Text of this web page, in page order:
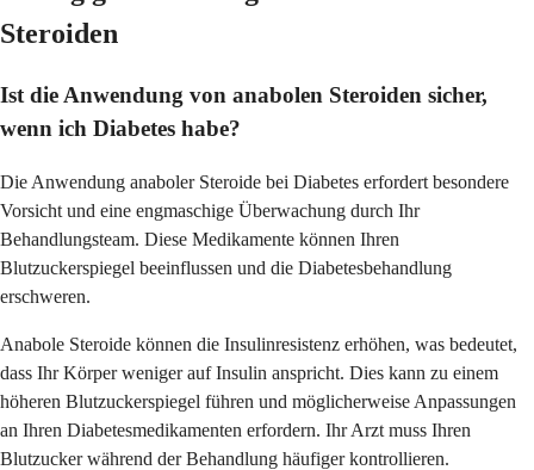
Steroiden
Ist die Anwendung von anabolen Steroiden sicher,
wenn ich Diabetes habe?
Die Anwendung anaboler Steroide bei Diabetes erfordert besondere
Vorsicht und eine engmaschige Überwachung durch Ihr
Behandlungsteam. Diese Medikamente können Ihren
Blutzuckerspiegel beeinflussen und die Diabetesbehandlung
erschweren.
Anabole Steroide können die Insulinresistenz erhöhen, was bedeutet,
dass Ihr Körper weniger auf Insulin anspricht. Dies kann zu einem
höheren Blutzuckerspiegel führen und möglicherweise Anpassungen
an Ihren Diabetesmedikamenten erfordern. Ihr Arzt muss Ihren
Blutzucker während der Behandlung häufiger kontrollieren.